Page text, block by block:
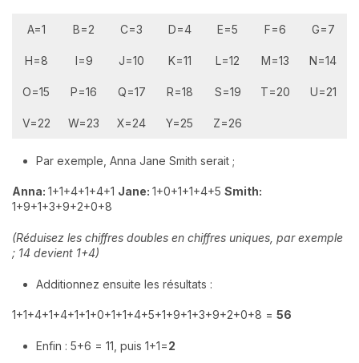
A=1 B=2 C=3 D=4 E=5 F=6 G=7
H=8 I=9 J=10 K=11 L=12 M=13 N=14
O=15 P=16 Q=17 R=18 S=19 T=20 U=21
V=22 W=23 X=24 Y=25 Z=26
Par exemple, Anna Jane Smith serait ;
Anna: 1+1+4+1+4+1 Jane: 1+0+1+1+4+5 Smith:
1+9+1+3+9+2+0+8
(Réduisez les chiffres doubles en chiffres uniques, par exemple
; 14 devient 1+4)
Additionnez ensuite les résultats :
1+1+4+1+4+1+1+0+1+1+4+5+1+9+1+3+9+2+0+8 = 56
Enfin : 5+6 = 11, puis 1+1=2